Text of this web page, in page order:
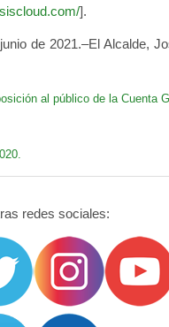
].
de 2021.–El Alcalde,
al público de la Cuenta
redes sociales: